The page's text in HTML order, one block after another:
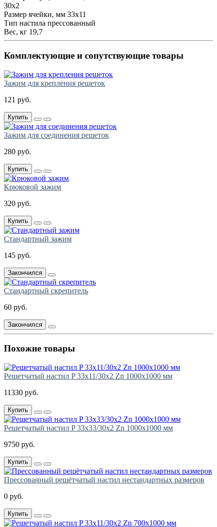
30х2
Размер ячейки, мм 33х11
Тип настила прессованный
Вес, кг 19,7
Комплектующие и сопутствующие товары
Зажим для крепления решеток
121 руб.
Купить
Зажим для соединения решеток
280 руб.
Купить
Крюковой зажим
320 руб.
Купить
Стандартный зажим
145 руб.
Закончился
Стандартный скрепитель
60 руб.
Закончился
Похожие товары
Решетчатый настил P 33х11/30х2 Zn 1000х1000 мм
11330 руб.
Купить
Решетчатый настил P 33х33/30х2 Zn 1000х1000 мм
9750 руб.
Купить
Прессованный решётчатый настил нестандартных размеров
0 руб.
Купить